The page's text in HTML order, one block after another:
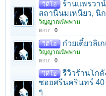
วีดีโอ
ร้านแพรวา
สถานีนมเหนียว, นิ
วิญญาณนิพพาน
ตอบ: 0
วีดีโอ ก๋วยเตี๋ยวลิเ
วิญญาณนิพพาน
ตอบ: 0
วีดีโอ
รีวิวร้านโก
ซอยศรีนครินทร์
ๆ